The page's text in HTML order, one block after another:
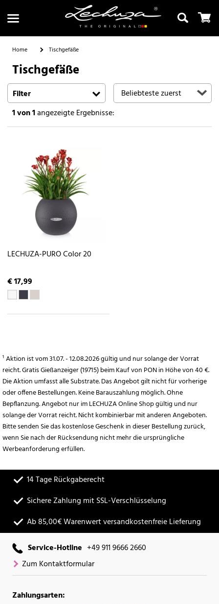
Suchen
Home Tischgefäße
Tischgefäße
Filter
1von 1angezeigte Ergebnisse:
LECHUZA-PURO Color 20
€ 17,99
¹ Aktion ist vom 31.07. - 12.08.2026 gültig und nur solange der Vorrat
reicht. Gratis Gießanzeiger (19715) beim Kauf von PON in Höhe von 40 €.
Die Aktion umfasst alle Substrate. Das Angebot gilt nicht für vorherige
oder offene Bestellungen. Keine Barauszahlung möglich. Ohne
Bepflanzung. Angebot nur im LECHUZA Online Shop gültig und nur
solange der Vorrat reicht. Nicht kombinierbar mit anderen Angeboten.
Bitte senden Sie das kostenlose Geschenk in dieser Bestellung zurück,
wenn Sie nach der Rücksendung nicht mehr die ursprüngliche
Werbeanforderung erfüllen.
14 Tage Rückgaberecht
Sichere Zahlung mit SSL-Verschlüsselung
Ab 85,00€ Warenwert versandkostenfreie Lieferung
Service-Hotline +49 911 9666 2660
Zum Kontaktformular
Zahlungsarten: